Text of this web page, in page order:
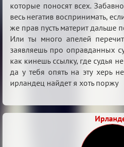
которые поносят всех.
весь негатив воспринимать,
же прав пусть материт дальше
Или ты много апелей
заявляешь про оправданных
как кинешь ссылку, где судья
да у тебя опять на эту херь
ирландец найдет я хоть поржу